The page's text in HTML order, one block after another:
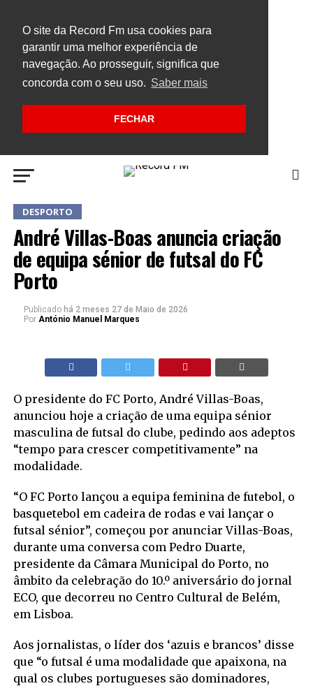
O site da Record Fm usa cookies para
garantir uma melhor experiência de
navegação. Ao prosseguir, significa que
concorda com o seu uso. Saber mais
FECHAR
DESPORTO
André Villas-Boas anuncia criação
de equipa sénior de futsal do FC
Porto
Publicado há 2 meses 27 de Maio de 2026
Por António Manuel Marques
O presidente do FC Porto, André Villas-Boas,
anunciou hoje a criação de uma equipa sénior
masculina de futsal do clube, pedindo aos adeptos
“tempo para crescer competitivamente” na
modalidade.
“O FC Porto lançou a equipa feminina de futebol, o
basquetebol em cadeira de rodas e vai lançar o
futsal sénior”, começou por anunciar Villas-Boas,
durante uma conversa com Pedro Duarte,
presidente da Câmara Municipal do Porto, no
âmbito da celebração do 10.º aniversário do jornal
ECO, que decorreu no Centro Cultural de Belém,
em Lisboa.
Aos jornalistas, o líder dos ‘azuis e brancos’ disse
que “o futsal é uma modalidade que apaixona, na
qual os clubes portugueses são dominadores,